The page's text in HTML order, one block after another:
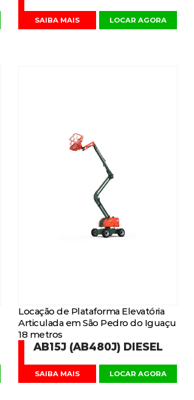
SAIBA MAIS LOCAR AGORA
Locação de Plataforma Elevatória
Articulada em São Pedro do Iguaçu
18 metros
AB15J (AB480J) DIESEL
SAIBA MAIS LOCAR AGORA